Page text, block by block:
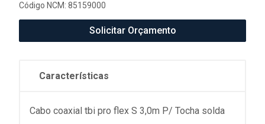
Código NCM: 85159000
Solicitar Orçamento
Características
Cabo coaxial tbi pro flex S 3,0m P/ Tocha solda